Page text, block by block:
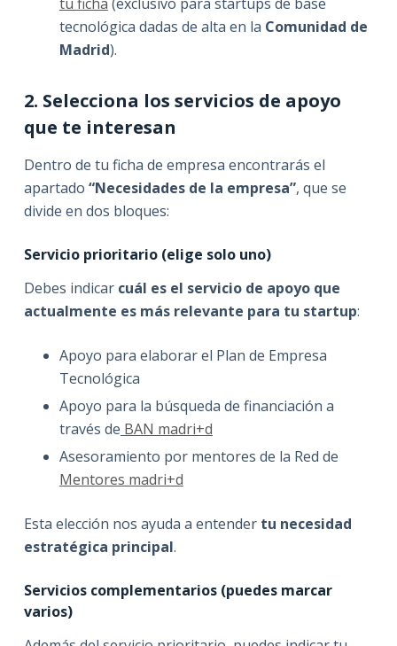
tecnológica dadas de alta en la Comunidad de
Madrid).
2. Selecciona los servicios de apoyo
que te interesan
Dentro de tu ficha de empresa encontrarás el
apartado “Necesidades de la empresa”, que se
divide en dos bloques:
Servicio prioritario (elige solo uno)
Debes indicar cuál es el servicio de apoyo que
actualmente es más relevante para tu startup:
Apoyo para elaborar el Plan de Empresa
Tecnológica
Apoyo para la búsqueda de financiación a
través de BAN madri+d
Asesoramiento por mentores de la Red de
Mentores madri+d
Esta elección nos ayuda a entender tu necesidad
estratégica principal.
Servicios complementarios (puedes marcar
varios)